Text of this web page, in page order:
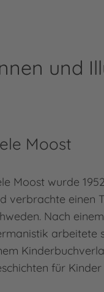
und
Moost
Moost wurde
verbrachte einen
Nach
arbeitete
für